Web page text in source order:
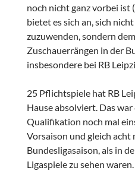
noch nicht ganz vorbei ist (
bietet es sich an, sich
zuzuwenden, sondern
Zuschauerrängen in der
insbesondere bei RB
25 Pflichtspiele hat RB
Hause absolviert. Das
Qualifikation noch mal
Vorsaison und gleich acht
Bundesligasaison, als in
Ligaspiele zu sehen waren.